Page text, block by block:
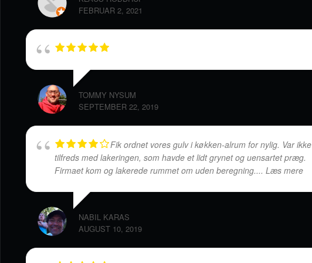
FEBRUAR 2, 2021
TOMMY NYSUM
SEPTEMBER 22, 2019
Fik ordnet vores gulv i køkken-alrum for nylig. Var ikke
tilfreds med lakeringen, som havde et lidt grynet og uensartet præg.
Firmaet kom og lakerede rummet om uden beregning.... Læs mere
NABIL KARAS
AUGUST 10, 2019